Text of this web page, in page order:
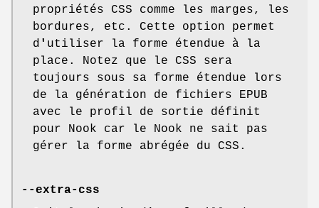
propriétés CSS comme les marges, les
bordures, etc. Cette option permet
d ' utiliser la forme étendue à la
place. Notez que le CSS sera
toujours sous sa forme étendue lors
de la génération de fichiers EPUB
avec le profil de sortie définit
pour Nook car le Nook ne sait pas
gérer la forme abrégée du CSS.
--extra-css